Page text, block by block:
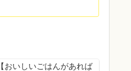
【おいしいごはんがあれば